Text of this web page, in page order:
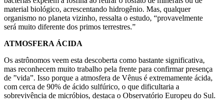
material biológico, acrescentando hidrogênio. Mas, qualquer
organismo no planeta vizinho, ressalta o estudo, “provavelmente
será muito diferente dos primos terrestres.”
ATMOSFERA ÁCIDA
Os astrônomos veem esta descoberta como bastante significativa,
mas reconhecem muito trabalho pela frente para confirmar presença
de ”vida”. Isso porque a atmosfera de Vênus é extremamente ácida,
com cerca de 90% de ácido sulfúrico, o que dificultaria a
sobrevivência de micróbios, destaca o Observatório Europeu do Sul.